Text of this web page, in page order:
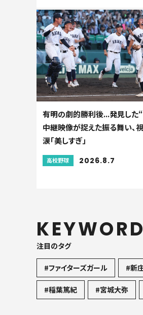
有明の劇的勝利後...発見した
中継映像が捉えた振る舞い、
涙「美しすぎ」
高校野球 2026.8.7
KEYWORD
注目のタグ
#ファイターズガール #新
#稲葉篤紀 #宮城大弥